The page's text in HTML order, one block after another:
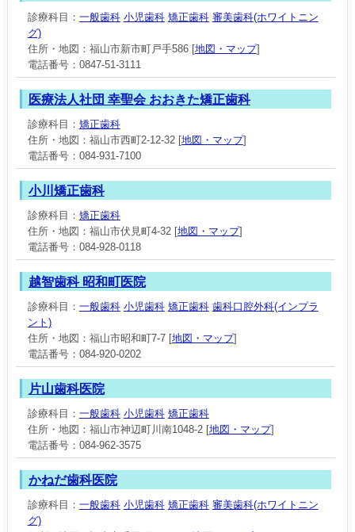
診療科目： 一般歯科 小児歯科 矯正歯科 審美歯科(ホワイトニン
グ)
住所・地図：福山市新市町戸手586 [地図・マップ]
電話番号：0847-51-3111
医療法人社団 幸聖会 おおきた矯正歯科
診療科目： 矯正歯科
住所・地図：福山市西町2-12-32 [地図・マップ]
電話番号：084-931-7100
小川矯正歯科
診療科目： 矯正歯科
住所・地図：福山市伏見町4-32 [地図・マップ]
電話番号：084-928-0118
越智歯科 昭和町医院
診療科目： 一般歯科 小児歯科 矯正歯科 歯科口腔外科(インプラ
ント)
住所・地図：福山市昭和町7-7 [地図・マップ]
電話番号：084-920-0202
片山歯科医院
診療科目： 一般歯科 小児歯科 矯正歯科
住所・地図：福山市神辺町川南1048-2 [地図・マップ]
電話番号：084-962-3575
かねだ歯科医院
診療科目： 一般歯科 小児歯科 矯正歯科 審美歯科(ホワイトニン
グ)